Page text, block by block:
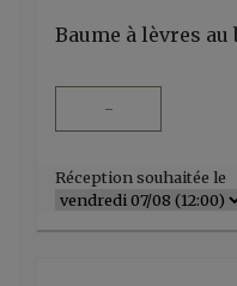
-
Réception souhaitée le